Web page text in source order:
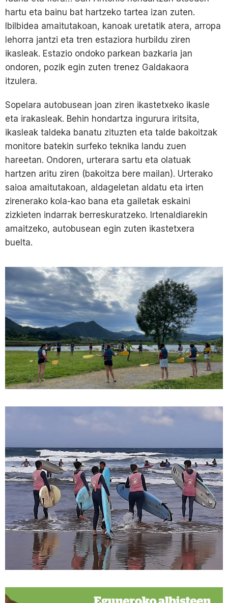
hartu eta bainu bat hartzeko tartea izan zuten.
Ibilbidea amaitutakoan, kanoak uretatik atera, arropa
lehorra jantzi eta tren estaziora hurbildu ziren
ikasleak. Estazio ondoko parkean bazkaria jan
ondoren, pozik egin zuten trenez Galdakaora
itzulera.
Sopelara autobusean joan ziren ikastetxeko ikasle
eta irakasleak. Behin hondartza ingurura iritsita,
ikasleak taldeka banatu zituzten eta talde bakoitzak
monitore batekin surfeko teknika landu zuen
hareetan. Ondoren, urterara sartu eta olatuak
hartzen aritu ziren (bakoitza bere mailan). Urterako
saioa amaitutakoan, aldageletan aldatu eta irten
zirenerako kola-kao bana eta gailetak eskaini
zizkieten indarrak berreskuratzeko. Irtenaldiarekin
amaitzeko, autobusean egin zuten ikastetxera
buelta.